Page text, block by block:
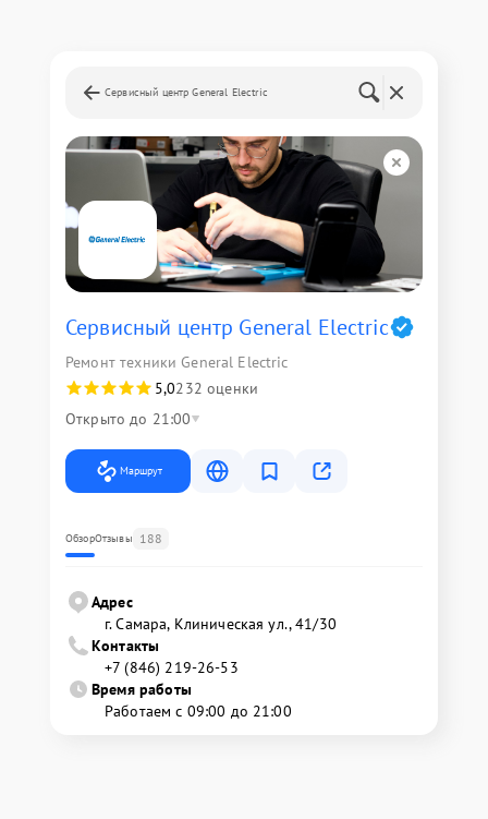
Сервисный центр General Electric
Сервисный центр General Electric
Ремонт техники General Electric
5,0232 оценки
Открыто до 21:00
Маршрут
ОбзорОтзывы 188
Адрес
г. Самара, Клиническая ул., 41/30
Контакты
+7 (846) 219-26-53
Время работы
Работаем с 09:00 до 21:00